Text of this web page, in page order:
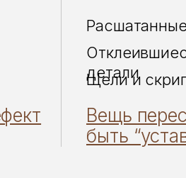
детали
Щели и
Вещь
быть